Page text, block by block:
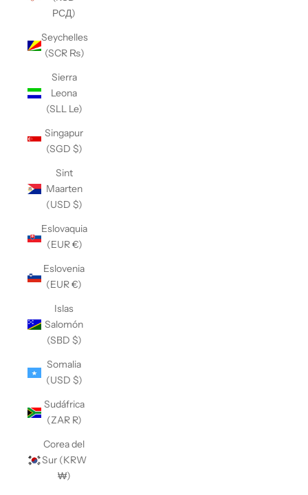
РСД)
Seychelles
(SCR ₨)
Sierra
Leona
(SLL Le)
Singapur
(SGD $)
Sint
Maarten
(USD $)
Eslovaquia
(EUR €)
Eslovenia
(EUR €)
Islas
Salomón
(SBD $)
Somalia
(USD $)
Sudáfrica
(ZAR R)
Corea del
Sur (KRW
₩)